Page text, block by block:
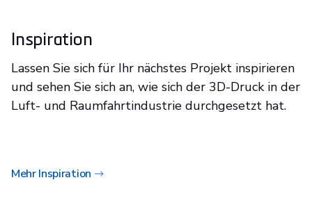
Inspiration
Lassen Sie sich für Ihr nächstes Projekt inspirieren
und sehen Sie sich an, wie sich der 3D-Druck in der
Luft- und Raumfahrtindustrie durchgesetzt hat.
Mehr Inspiration